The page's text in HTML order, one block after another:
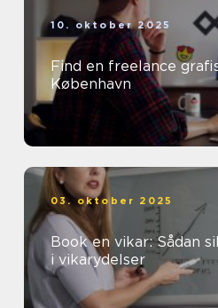
10. oktober 2025
Find en freelance
København
03. oktober 2025
Book en vikar: Sådan
i vikarydelser